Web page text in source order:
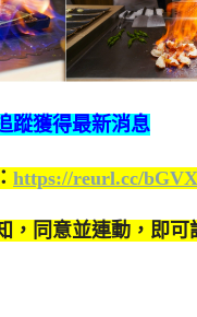
蹤獲得最新消息
https://reurl.cc/
，同意並連動，即可